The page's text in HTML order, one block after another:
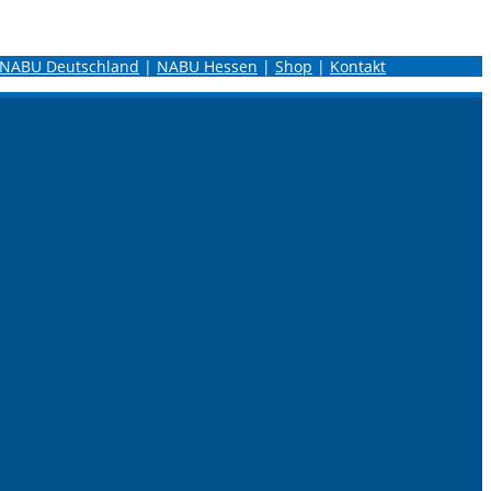
NABU Deutschland | NABU Hessen | Shop | Kontakt